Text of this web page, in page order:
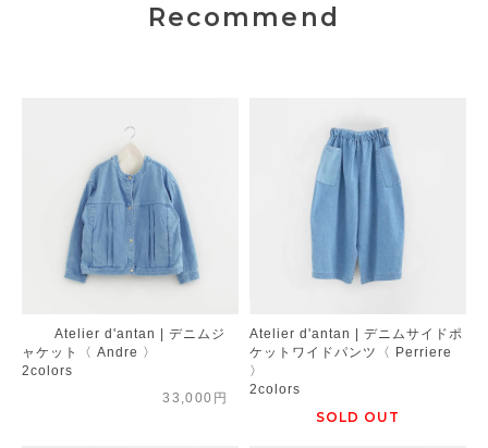
Recommend
Atelier d'antan | デニムジ
ャケット〈 Andre 〉
2colors
33,000円
Atelier d'antan | デニムサイドポ
ケットワイドパンツ〈 Perriere
〉
2colors
SOLD OUT